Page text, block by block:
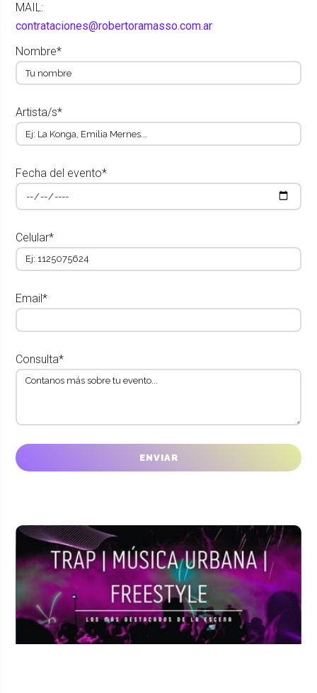
MAIL:
contrataciones@robertoramasso.com.ar
Nombre*
Artista/s*
Fecha del evento*
Celular*
Email*
Consulta*